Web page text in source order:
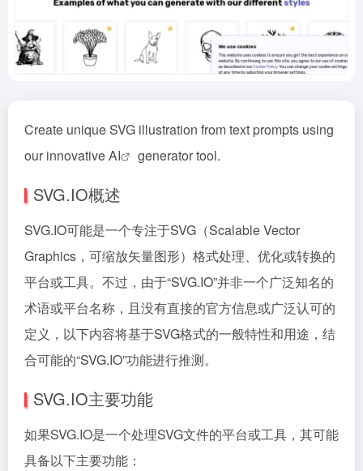
Create unique SVG illustration from text prompts using
our innovativeAI generator tool.
SVG.IO概述
SVG.IO可能是一个专注于SVG（Scalable Vector
Graphics，可缩放矢量图形）格式处理、优化或转换的
平台或工具。不过，由于“SVG.IO”并非一个广泛知名的
术语或平台名称，且没有直接的官方信息或广泛认可的
定义，以下内容将基于SVG格式的一般特性和用途，结
合可能的“SVG.IO”功能进行推测。
SVG.IO主要功能
如果SVG.IO是一个处理SVG文件的平台或工具，其可能
具备以下主要功能：